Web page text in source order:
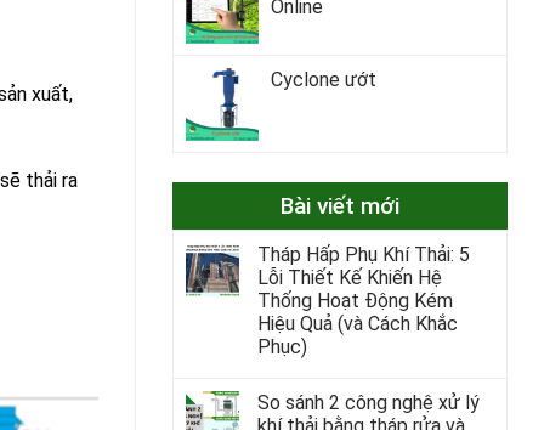
Online
Cyclone ướt
Bài viết mới
Tháp Hấp Phụ Khí Thải: 5
Lỗi Thiết Kế Khiến Hệ
Thống Hoạt Động Kém
Hiệu Quả (và Cách Khắc
Phục)
So sánh 2 công nghệ xử lý
xuất,
thải ra